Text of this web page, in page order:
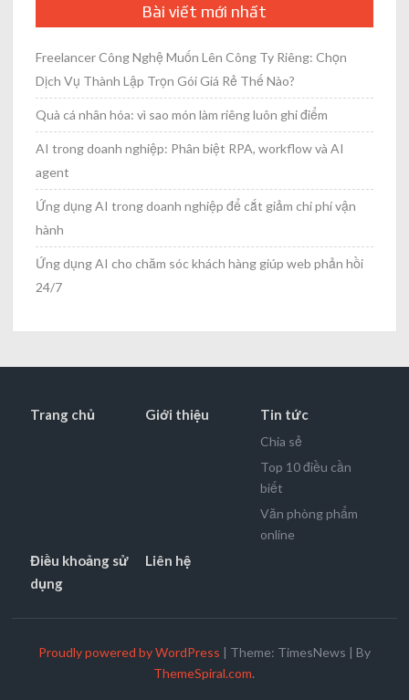
Bài viết mới nhất
Freelancer Công Nghệ Muốn Lên Công Ty Riêng: Chọn
Dịch Vụ Thành Lập Trọn Gói Giá Rẻ Thế Nào?
Quà cá nhân hóa: vì sao món làm riêng luôn ghi điểm
AI trong doanh nghiệp: Phân biệt RPA, workflow và AI
agent
Ứng dụng AI trong doanh nghiệp để cắt giảm chi phí vận
hành
Ứng dụng AI cho chăm sóc khách hàng giúp web phản hồi
24/7
Trang chủ Giới thiệu Tin tức
Chia sẻ
Top 10 điều cần
biết
Văn phòng phẩm
online
Điều khoảng sử
dụng
Liên hệ
Proudly powered by WordPress | Theme: TimesNews | By
ThemeSpiral.com.